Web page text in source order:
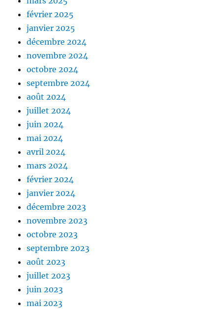
février 2025
janvier 2025
décembre 2024
novembre 2024
octobre 2024
septembre 2024
août 2024
juillet 2024
juin 2024
mai 2024
avril 2024
mars 2024
février 2024
janvier 2024
décembre 2023
novembre 2023
octobre 2023
septembre 2023
août 2023
juillet 2023
juin 2023
mai 2023